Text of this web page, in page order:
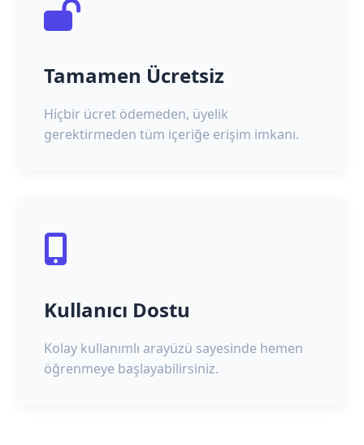
Tamamen Ücretsiz
Hiçbir ücret ödemeden, üyelik
gerektirmeden tüm içeriğe erişim imkanı.
Kullanıcı Dostu
Kolay kullanımlı arayüzü sayesinde hemen
öğrenmeye başlayabilirsiniz.